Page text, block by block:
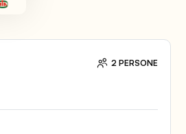
2 PERSONE